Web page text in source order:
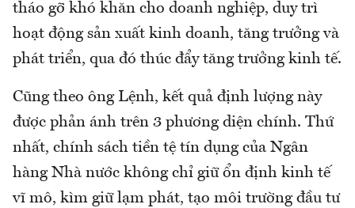
tháo gỡ khó khăn cho doanh nghiệp, duy trì
hoạt động sản xuất kinh doanh, tăng trưởng và
phát triển, qua đó thúc đẩy tăng trưởng kinh tế.
Cũng theo ông Lệnh, kết quả định lượng này
được phản ánh trên 3 phương diện chính. Thứ
nhất, chính sách tiền tệ tín dụng của Ngân
hàng Nhà nước không chỉ giữ ổn định kinh tế
vĩ mô, kìm giữ lạm phát, tạo môi trường đầu tư